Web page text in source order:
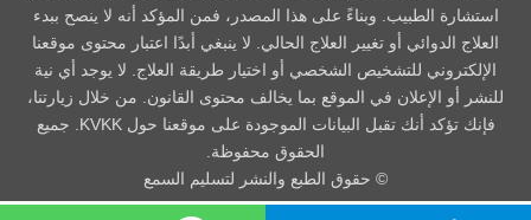
استشارة الطبيب. وبناءً على هذا المصدر، فمن المؤكد أنه لا ينصح ببدء
العلاج الدوائي أو تغيير العلاج الحالي. لا ينبغي أبدًا اعتبار محتوى موقعنا
الإلكتروني للتشخيص الشخصي أو اختيار طريقة العلاج. لا يوجد أي نية
للنشر أو الإعلان في الموقع بما يخالف محتوى القانون. من خلال زيارتنا،
فإنك تؤكد أنك تقبل البيانات الموجودة على موقعنا حول KVKK. جميع
الحقوق محفوظة.
© حقوق الطبع والنشر لتسليم السمع